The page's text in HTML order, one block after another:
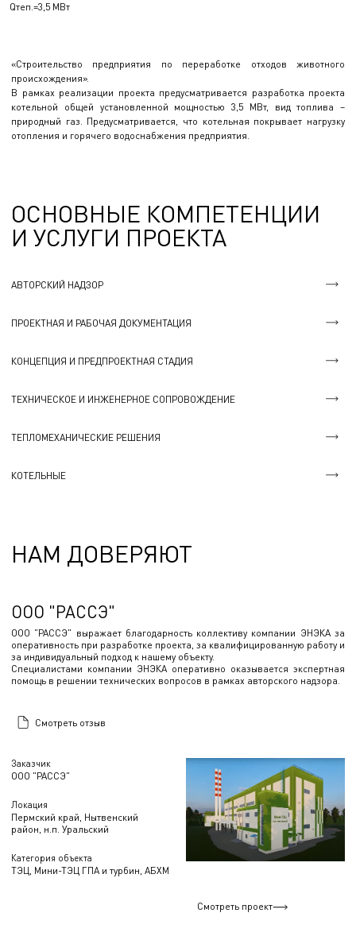
Qтеп.=3,5 МВт
«Строительство предприятия по переработке отходов животного
происхождения».
В рамках реализации проекта предусматривается разработка проекта
котельной общей установленной мощностью 3,5 МВт, вид топлива –
природный газ. Предусматривается, что котельная покрывает нагрузку
отопления и горячего водоснабжения предприятия.
ОСНОВНЫЕ КОМПЕТЕНЦИИ
И УСЛУГИ ПРОЕКТА
АВТОРСКИЙ НАДЗОР
ПРОЕКТНАЯ И РАБОЧАЯ ДОКУМЕНТАЦИЯ
КОНЦЕПЦИЯ И ПРЕДПРОЕКТНАЯ СТАДИЯ
ТЕХНИЧЕСКОЕ И ИНЖЕНЕРНОЕ СОПРОВОЖДЕНИЕ
ТЕПЛОМЕХАНИЧЕСКИЕ РЕШЕНИЯ
КОТЕЛЬНЫЕ
НАМ ДОВЕРЯЮТ
Заказчик
ООО "РАССЭ"
Локация
Пермский край, Нытвенский
район, н.п. Уральский
Категория объекта
ТЭЦ, Мини-ТЭЦ ГПА и турбин, АБХМ
ООО "РАССЭ"
ООО "РАССЭ" выражает благодарность коллективу компании ЭНЭКА за
оперативность при разработке проекта, за квалифицированную работу и
за индивидуальный подход к нашему объекту.
Специалистами компании ЭНЭКА оперативно оказывается экспертная
помощь в решении технических вопросов в рамках авторского надзора.
Смотреть отзыв
Смотреть проект